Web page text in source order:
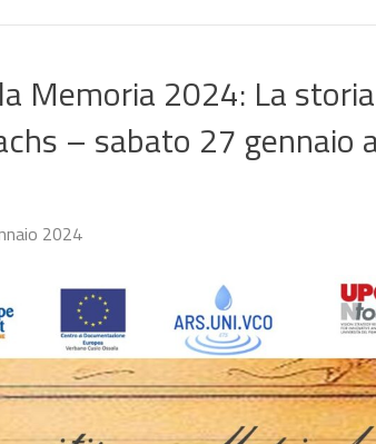
Memoria 2024: La
– sabato 27 gennaio
2024